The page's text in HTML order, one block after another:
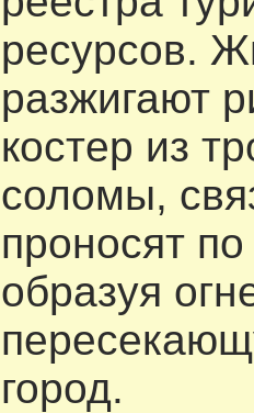
ресурсов.
разжигают
костер из
соломы,
проносят
образуя
город.